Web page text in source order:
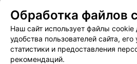
Пользовательское соглашение
Вакансии
Написать
Обработка файлов
Наш сайт использует файлы cookie
удобства пользователей сайта,
статистики и предоставления
рекомендаций.